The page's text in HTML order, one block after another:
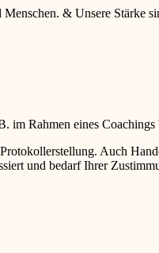
Menschen. & Unsere Stärke
im Rahmen eines
Auch
und bedarf Ihrer